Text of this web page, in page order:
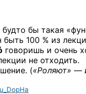
бы такая
100 % из
говоришь и очень
не отходить.
(«Роляют» —